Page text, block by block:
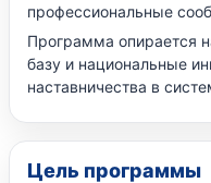
профессиональные
Программа опирается
базу и национальные
наставничества в
Цель программы